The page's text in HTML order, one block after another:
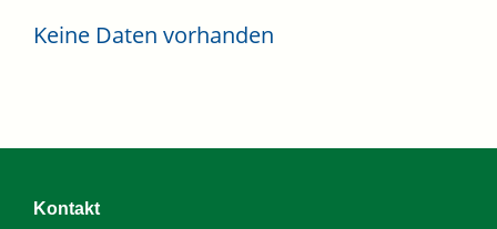
Keine Daten vorhanden
Kontakt